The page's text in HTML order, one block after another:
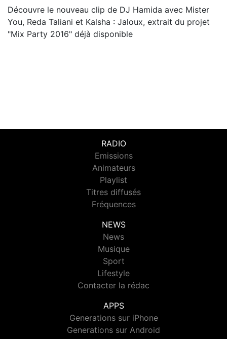
Découvre le nouveau clip de DJ Hamida avec Mister
You, Reda Taliani et Kalsha : Jaloux, extrait du projet
"Mix Party 2016" déjà disponible
RADIO
Emissions
Animateurs
Playlist
Titres diffusés
Fréquences
NEWS
News
Musique
Sport
Lifestyle
Contacter la rédac
APPS
Generations sur iPhone
Generations sur Android